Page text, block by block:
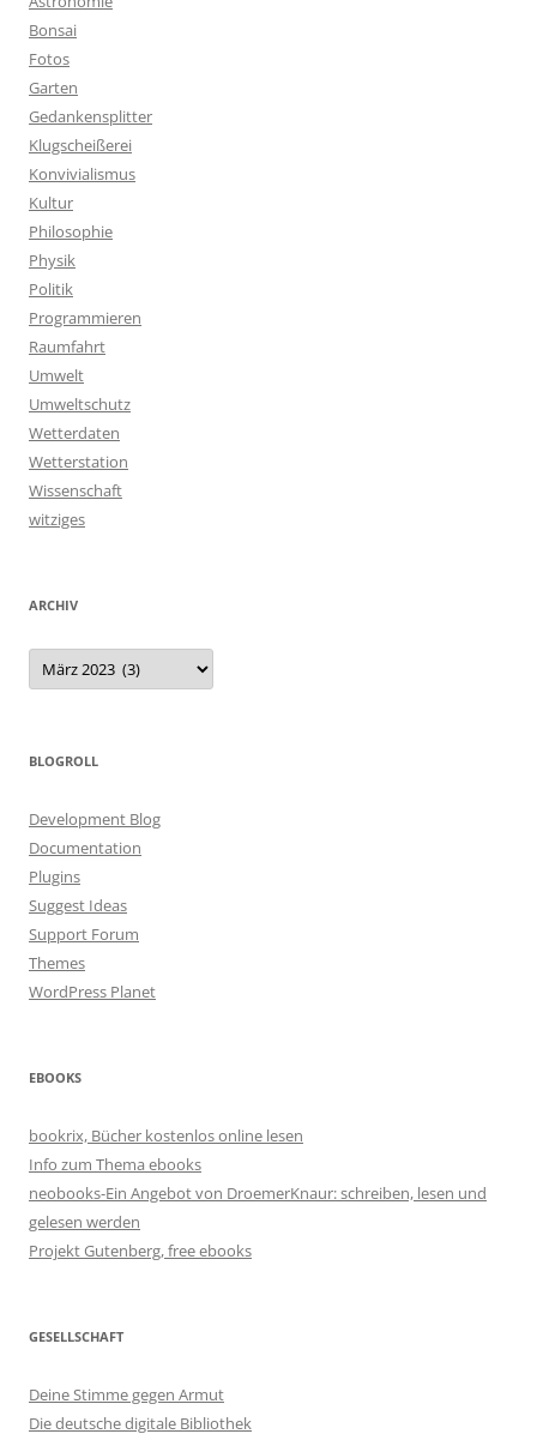
Bonsai
Fotos
Garten
Gedankensplitter
Klugscheißerei
Konvivialismus
Kultur
Philosophie
Physik
Politik
Programmieren
Raumfahrt
Umwelt
Umweltschutz
Wetterdaten
Wetterstation
Wissenschaft
witziges
ARCHIV
Archiv
BLOGROLL
Development Blog
Documentation
Plugins
Suggest Ideas
Support Forum
Themes
WordPress Planet
EBOOKS
bookrix, Bücher kostenlos online lesen
Info zum Thema ebooks
neobooks-Ein Angebot von DroemerKnaur: schreiben, lesen und
gelesen werden
Projekt Gutenberg, free ebooks
GESELLSCHAFT
Deine Stimme gegen Armut
Die deutsche digitale Bibliothek